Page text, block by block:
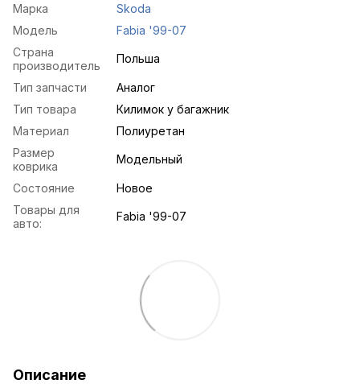
Марка
Skoda
Модель
Fabia '99-07
Страна
производитель
Польша
Тип запчасти
Аналог
Тип товара
Килимок у багажник
Материал
Полиуретан
Размер
коврика
Модельный
Состояние
Новое
Товары для
авто:
Fabia '99-07
Описание